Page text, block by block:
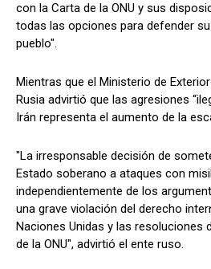
con la Carta de la ONU y sus
todas las opciones para defender
pueblo".
Mientras que el Ministerio de
Rusia advirtió que las agresiones
Irán representa el aumento de la
"La irresponsable decisión de
Estado soberano a ataques con
independientemente de los
una grave violación del derecho
Naciones Unidas y las resoluciones
de la ONU", advirtió el ente ruso.